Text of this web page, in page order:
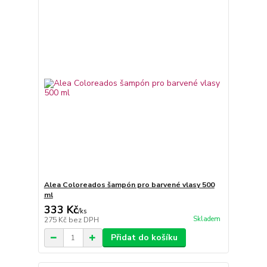
Alea Coloreados šampón pro barvené vlasy 500
ml
333 Kč/ks
275 Kč bez DPH Skladem
Přidat do košíku